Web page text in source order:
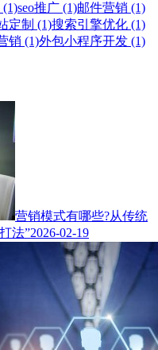
(1)seo推广 (1)邮件营销 (1)
定制 (1)搜索引擎优化 (1)
销 (1)外包小程序开发 (1)
营销模式有哪些?从传统
法”2026-02-19